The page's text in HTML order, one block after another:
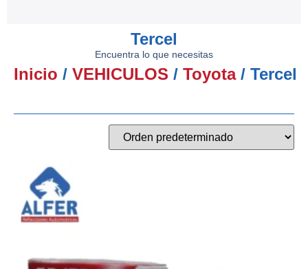
Tercel
Encuentra lo que necesitas
Inicio / VEHICULOS / Toyota/ Tercel